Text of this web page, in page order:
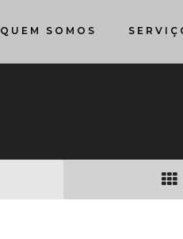
QUEM SOMOS